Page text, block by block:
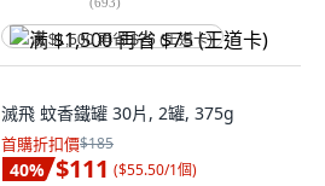
满 $1,500 再省 $75 (王道卡)
滅飛 蚊香鐵罐 30片, 2罐, 375g
首購折扣價$185
40% $111 ($55.50/1個)